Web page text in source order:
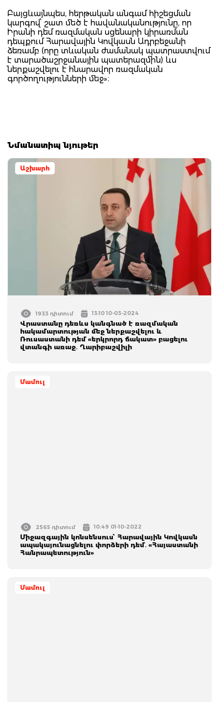
Բայցևայնպես, հերթական անգամ հիշեցման
կարգով՝ շատ մեծ է հավանականությունը, որ
Իրանի դեմ ռազմական սցենարի կիրառման
դեպքում Հարավային Կովկասն Ադրբեջանի
ձեռամբ (որը տևական ժամանակ պատրաստվում
է տարածաշրջանային պատերազմին) ևս
ներքաշվելու է հնարավոր ռազմական
գործողությունների մեջ»։
Նմանատիպ նյութեր
Աշխարհ
1933 դիտում 13:10 10-03-2024
Վրաստանը դեռևս կանգնած է ռազմական
հակամարտության մեջ ներքաշվելու և
Ռուսաստանի դեմ «երկրորդ ճակատ» բացելու
վտանգի առաջ․ Ղարիբաշվիլի
Մամուլ
2565 դիտում 10:49 01-10-2022
Միջազգային կոնսենսուս՝ Հարավային Կովկասն
ապակայունացնելու փորձերի դեմ․ «Հայաստանի
Հանրապետություն»
Մամուլ